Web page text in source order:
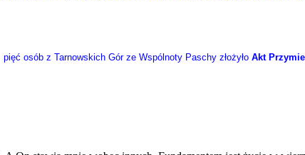
pięć osób z Tarnowskich Gór ze Wspólnoty Paschy złożyło Akt